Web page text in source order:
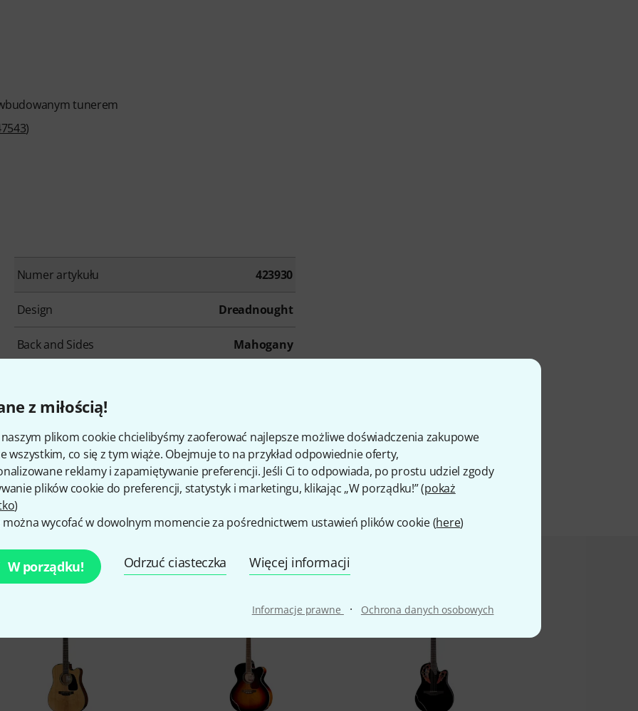
z miłością!
naszym plikom cookie chcielibyśmy zaoferować najlepsze możliwe doświadczenia zakupowe
wszystkim, co się z tym wiąże. Obejmuje to na przykład odpowiednie oferty,
reklamy i zapamiętywanie preferencji. Jeśli Ci to odpowiada, po prostu udziel zgody
plików cookie do preferencji, statystyk i marketingu, klikając „W porządku!” (pokaż
)
można wycofać w dowolnym momencie za pośrednictwem ustawień plików cookie (here)
W porządku! Odrzuć ciasteczka Więcej informacji
Informacje prawne · Ochrona danych osobowych
tunerem
)
Numer artykułu 423930
Design Dreadnought
Back and Sides Mahogany
Frets
Colour Black
Incl. Gigbag No
klienci, którzy oglądali ten produkt